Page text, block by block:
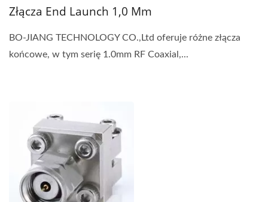
Złącza End Launch 1,0 Mm
BO-JIANG TECHNOLOGY CO.,Ltd oferuje różne złącza
końcowe, w tym serię 1.0mm RF Coaxial,...